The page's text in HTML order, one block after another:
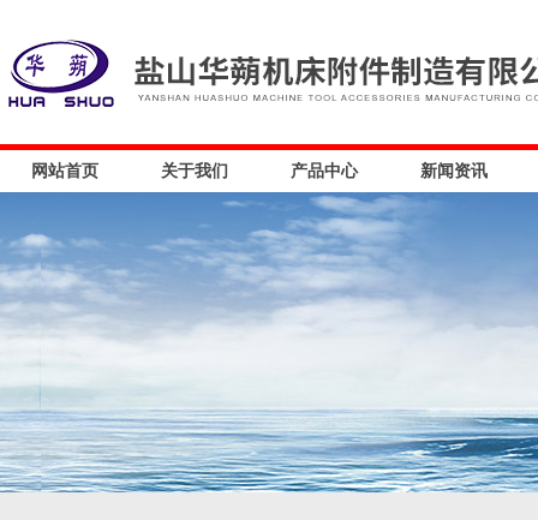
网站首页 关于我们 产品中心 新闻资讯